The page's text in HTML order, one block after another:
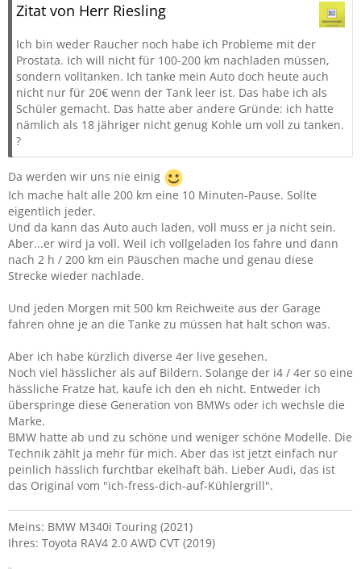
Zitat von Herr Riesling
Ich bin weder Raucher noch habe ich Probleme mit der
Prostata. Ich will nicht für 100-200 km nachladen müssen,
sondern volltanken. Ich tanke mein Auto doch heute auch
nicht nur für 20€ wenn der Tank leer ist. Das habe ich als
Schüler gemacht. Das hatte aber andere Gründe: ich hatte
nämlich als 18 jähriger nicht genug Kohle um voll zu tanken.
?
Da werden wir uns nie einig
Ich mache halt alle 200 km eine 10 Minuten-Pause. Sollte
eigentlich jeder.
Und da kann das Auto auch laden, voll muss er ja nicht sein.
Aber...er wird ja voll. Weil ich vollgeladen los fahre und dann
nach 2 h / 200 km ein Päuschen mache und genau diese
Strecke wieder nachlade.
Und jeden Morgen mit 500 km Reichweite aus der Garage
fahren ohne je an die Tanke zu müssen hat halt schon was.
Aber ich habe kürzlich diverse 4er live gesehen.
Noch viel hässlicher als auf Bildern. Solange der i4 / 4er so eine
hässliche Fratze hat, kaufe ich den eh nicht. Entweder ich
überspringe diese Generation von BMWs oder ich wechsle die
Marke.
BMW hatte ab und zu schöne und weniger schöne Modelle. Die
Technik zählt ja mehr für mich. Aber das ist jetzt einfach nur
peinlich hässlich furchtbar ekelhaft bäh. Lieber Audi, das ist
das Original vom "ich-fress-dich-auf-Kühlergrill".
Meins: BMW M340i Touring (2021)
Ihres: Toyota RAV4 2.0 AWD CVT (2019)